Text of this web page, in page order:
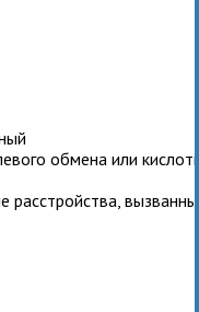
обмена или
расстройства,